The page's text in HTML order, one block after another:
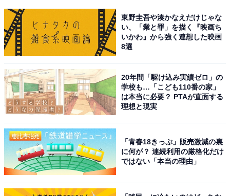
休暇村 志賀島（画像：「休暇村 志賀島」公式Webサイトより）
休暇村 志賀島は、玄界灘を一望する全室オーシャンビュ
東野圭吾や湊かなえだけじゃな
い、「業と罪」を描く『映画ち
いかわ』から強く連想した映画
8選
20年間「駆け込み実績ゼロ」の
学校も…「こども110番の家」
は本当に必要？ PTAが直面する
理想と現実
「青春18きっぷ」販売激減の裏
に何が？ 連続利用の厳格化だけ
ではない「本当の理由」